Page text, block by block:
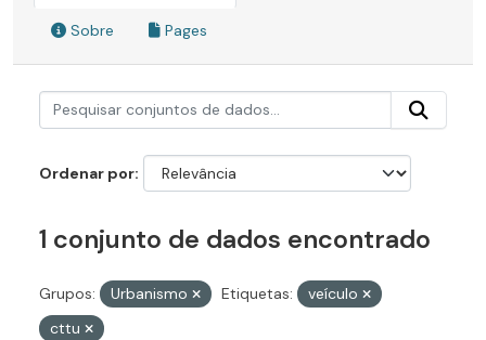
Sobre Pages
Ordenar por
1 conjunto de dados encontrado
Grupos: Urbanismo Etiquetas:
veículo
cttu